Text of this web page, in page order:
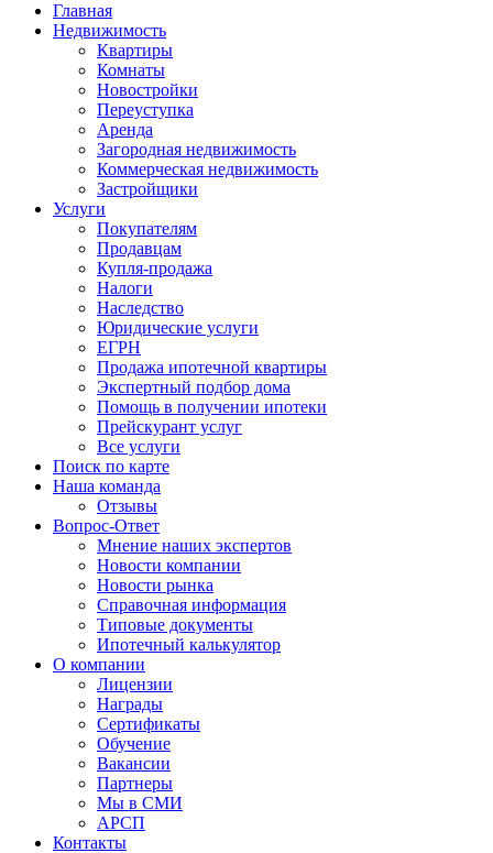
Главная
Недвижимость
Квартиры
Комнаты
Новостройки
Переуступка
Аренда
Загородная недвижимость
Коммерческая недвижимость
Застройщики
Услуги
Покупателям
Продавцам
Купля-продажа
Налоги
Наследство
Юридические услуги
ЕГРН
Продажа ипотечной квартиры
Экспертный подбор дома
Помощь в получении ипотеки
Прейскурант услуг
Все услуги
Поиск по карте
Наша команда
Отзывы
Вопрос-Ответ
Мнение наших экспертов
Новости компании
Новости рынка
Справочная информация
Типовые документы
Ипотечный калькулятор
О компании
Лицензии
Награды
Сертификаты
Обучение
Вакансии
Партнеры
Мы в СМИ
АРСП
Контакты